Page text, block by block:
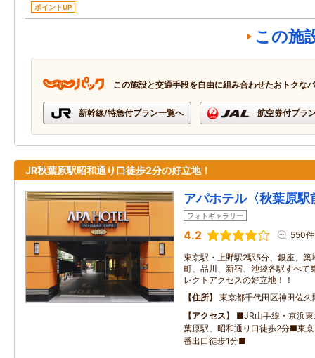
ポイントUP
この施
この施設と交通手段を自由に組み合わせたおトクな
新幹線/特急付プラン一覧へ 航空券付プラ
JR秋葉原駅昭和通り口徒歩2分の好立地！
アパホテル〈秋葉原駅
フォトギャラリー
4.2 550件
東京駅・上野駅2駅5分、銀座、
町、品川、新宿、池袋各駅すべて
レクトアクセスの好立地！！
住所
東京都千代田区神田佐
アクセス
■JR山手線・京浜
葉原駅」昭和通り口徒歩2分■東
番出口徒歩1分■